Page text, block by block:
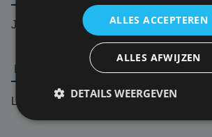
Jurisprudentie
Logic bomb
ALLES ACCEPTEREN
ALLES AFWIJZEN
DETAILS WEERGEVEN